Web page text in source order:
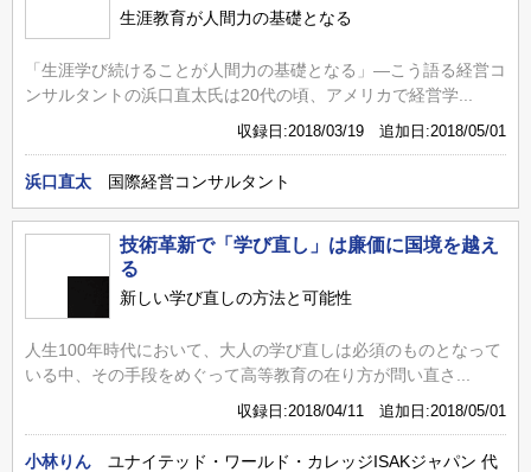
生涯教育が人間力の基礎となる
「生涯学び続けることが人間力の基礎となる」―こう語る経営コ
ンサルタントの浜口直太氏は20代の頃、アメリカで経営学...
収録日:2018/03/19 追加日:2018/05/01
浜口直太 国際経営コンサルタント
技術革新で「学び直し」は廉価に国境を越え
る
新しい学び直しの方法と可能性
人生100年時代において、大人の学び直しは必須のものとなって
いる中、その手段をめぐって高等教育の在り方が問い直さ...
収録日:2018/04/11 追加日:2018/05/01
小林りん
ユナイテッド・ワールド・カレッジISAKジャパン 代